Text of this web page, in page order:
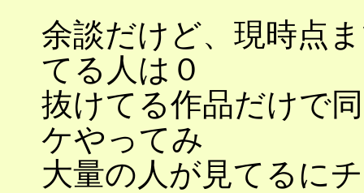
余談だけど、現時点
てる人は０
抜けてる作品だけで
ケやってみ
大量の人が見てるに